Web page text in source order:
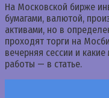
На Московской бирже
бумагами, валютой,
активами, но в
проходят торги на
вечерняя сессии и
работы — в статье.